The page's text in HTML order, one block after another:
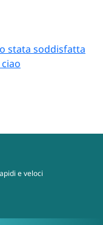
stata soddisfatta
dai più